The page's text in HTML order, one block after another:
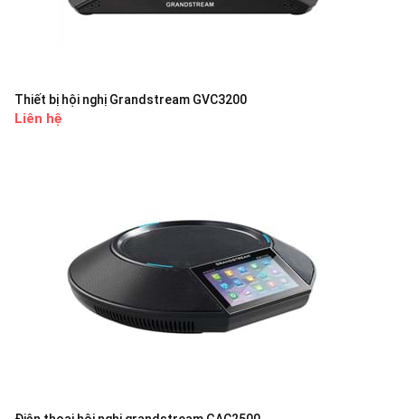
Thiết bị hội nghị Grandstream GVC3200
Liên hệ